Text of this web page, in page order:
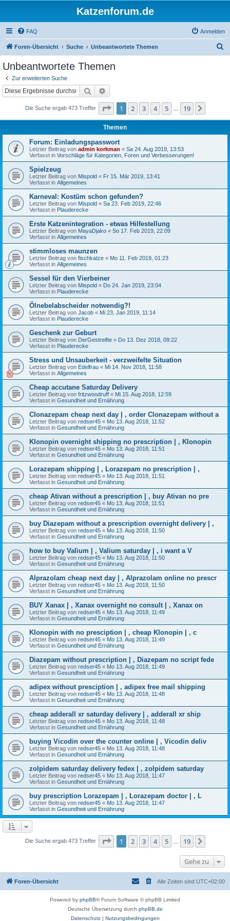
Katzenforum.de
FAQ Anmelden
Foren-Übersicht Suche Unbeantwortete Themen
Unbeantwortete Themen
Zur erweiterten Suche
Suche
Die Suche ergab 473 Treffer Seite 1von 19
1 2 3 4 5 19
Themen
Forum: Einladungspasswort
Letzter Beitrag von admin korkman « Sa 24. Aug 2019, 13:53
Verfasst in Vorschläge für Kategorien, Foren und Verbesserungen!
Spielzeug
Letzter Beitrag von Mispold « Fr 15. Mär 2019, 13:41
Verfasst in Allgemeines
Karneval: Kostüm schon gefunden?
Letzter Beitrag von Mispold « Sa 23. Feb 2019, 22:46
Verfasst in Plauderecke
Erste Katzenintegration - etwas Hilfestellung
Letzter Beitrag von MayaDjako « So 17. Feb 2019, 22:09
Verfasst in Allgemeines
stimmloses maunzen
Letzter Beitrag von fischkatze « Mo 11. Feb 2019, 01:23
Verfasst in Allgemeines
Sessel für den Vierbeiner
Letzter Beitrag von Mispold « Do 24. Jan 2019, 23:04
Verfasst in Plauderecke
Ölnebelabscheider notwendig?!
Letzter Beitrag von Jacob « Mi 23. Jan 2019, 11:14
Verfasst in Plauderecke
Geschenk zur Geburt
Letzter Beitrag von DerGestreifte « Do 13. Dez 2018, 09:22
Verfasst in Plauderecke
Stress und Unsauberkeit - verzweifelte Situation
Letzter Beitrag von Edelfrau « Mi 14. Nov 2018, 11:58
Verfasst in Allgemeines
Cheap accutane Saturday Delivery
Letzter Beitrag von fritzwoodruff « Mi 15. Aug 2018, 12:59
Verfasst in Gesundheit und Ernährung
Clonazepam cheap next day | , order Clonazepam without a
Letzter Beitrag von redser45 « Mo 13. Aug 2018, 11:52
Verfasst in Gesundheit und Ernährung
Klonopin overnight shipping no prescription | , Klonopin
Letzter Beitrag von redser45 « Mo 13. Aug 2018, 11:51
Verfasst in Gesundheit und Ernährung
Lorazepam shipping | , Lorazepam no prescription | ,
Letzter Beitrag von redser45 « Mo 13. Aug 2018, 11:51
Verfasst in Gesundheit und Ernährung
cheap Ativan without a prescription | , buy Ativan no pre
Letzter Beitrag von redser45 « Mo 13. Aug 2018, 11:51
Verfasst in Gesundheit und Ernährung
buy Diazepam without a prescription overnight delivery | ,
Letzter Beitrag von redser45 « Mo 13. Aug 2018, 11:50
Verfasst in Gesundheit und Ernährung
how to buy Valium | , Valium saturday | , i want a V
Letzter Beitrag von redser45 « Mo 13. Aug 2018, 11:50
Verfasst in Gesundheit und Ernährung
Alprazolam cheap next day | , Alprazolam online no prescr
Letzter Beitrag von redser45 « Mo 13. Aug 2018, 11:50
Verfasst in Gesundheit und Ernährung
BUY Xanax | , Xanax overnight no consult | , Xanax on
Letzter Beitrag von redser45 « Mo 13. Aug 2018, 11:49
Verfasst in Gesundheit und Ernährung
Klonopin with no presciption | , cheap Klonopin | , c
Letzter Beitrag von redser45 « Mo 13. Aug 2018, 11:49
Verfasst in Gesundheit und Ernährung
Diazepam without prescription | , Diazepam no script fede
Letzter Beitrag von redser45 « Mo 13. Aug 2018, 11:49
Verfasst in Gesundheit und Ernährung
adipex without presciption | , adipex free mail shipping
Letzter Beitrag von redser45 « Mo 13. Aug 2018, 11:48
Verfasst in Gesundheit und Ernährung
cheap adderall xr saturday delivery | , adderall xr ship
Letzter Beitrag von redser45 « Mo 13. Aug 2018, 11:48
Verfasst in Gesundheit und Ernährung
buying Vicodin over the counter online | , Vicodin deliv
Letzter Beitrag von redser45 « Mo 13. Aug 2018, 11:48
Verfasst in Gesundheit und Ernährung
zolpidem saturday delivery fedex | , zolpidem saturday
Letzter Beitrag von redser45 « Mo 13. Aug 2018, 11:47
Verfasst in Gesundheit und Ernährung
buy prescription Lorazepam | , Lorazepam doctor | , L
Letzter Beitrag von redser45 « Mo 13. Aug 2018, 11:47
Verfasst in Gesundheit und Ernährung
Die Suche ergab 473 Treffer Seite 1von 19
1 2 3 4 5 19
Gehe zu
Foren-Übersicht Alle Zeiten sind UTC+02:00
Powered by phpBB® Forum Software © phpBB Limited
Deutsche Übersetzung durch phpBB.de
Datenschutz| Nutzungsbedingungen